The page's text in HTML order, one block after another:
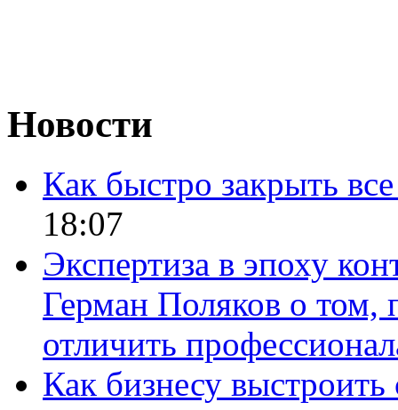
Новости
Как быстро закрыть
18:07
Экспертиза в эпоху
Герман Поляков о том,
отличить
Как бизнесу